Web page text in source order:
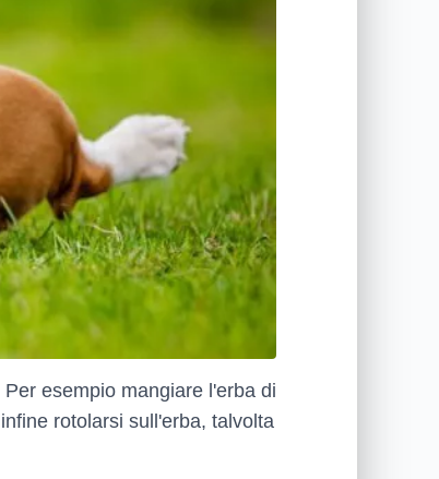
esempio mangiare l'erba di
rotolarsi sull'erba, talvolta